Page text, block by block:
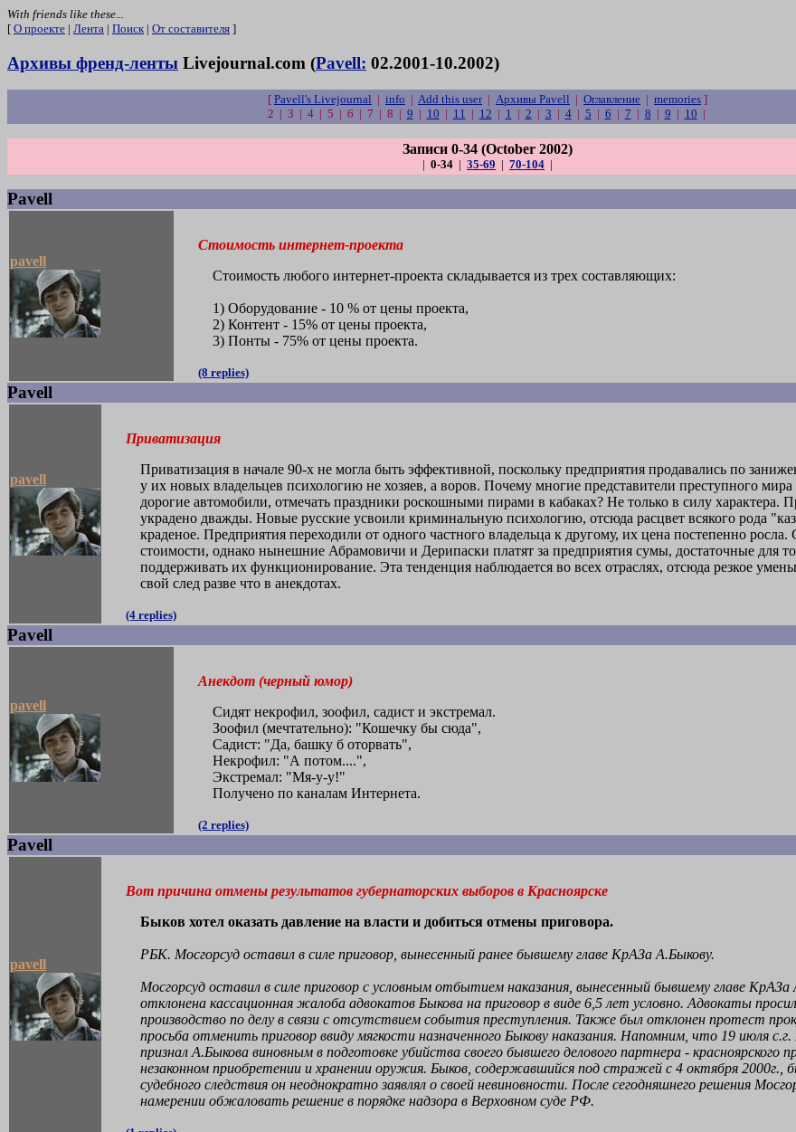
With friends like these...
[ О проекте | Лента | Поиск| От составителя ]
Архивы френд-ленты Livejournal.com (Pavell: 02.2001-10.2002)
[ Pavell's Livejournal | info | Add this user| Архивы Pavell | Оглавление | memories ]
2 | 3 | 4 | 5 | 6 | 7 | 8 | 9 | 10 | 11 | 12 | 1 | 2 | 3 | 4| 5 | 6 | 7 | 8 | 9 | 10 |
Записи 0-34 (October 2002)
| 0-34 | 35-69 | 70-104 |
Pavell
pavell
Стоимость интернет-проекта
Стоимость любого интернет-проекта складывается из трех составляющих:
1) Оборудование - 10 % от цены проекта,
2) Контент - 15% от цены проекта,
3) Понты - 75% от цены проекта.
(8 replies)
Pavell
pavell
Приватизация
Приватизация в начале 90-х не могла быть эффективной, поскольку предприятия продавались по
у их новых владельцев психологию не хозяев, а воров. Почему многие представители преступного
дорогие автомобили, отмечать праздники роскошными пирами в кабаках? Не только в силу характера.
украдено дважды. Новые русские усвоили криминальную психологию, отсюда расцвет всякого рода
краденое. Предприятия переходили от одного частного владельца к другому, их цена постепенно
стоимости, однако нынешние Абрамовичи и Дерипаски платят за предприятия сумы, достаточные для
поддерживать их функционирование. Эта тенденция наблюдается во всех отраслях, отсюда резкое
свой след разве что в анекдотах.
(4 replies)
Pavell
pavell
Анекдот (черный юмор)
Сидят некрофил, зоофил, садист и экстремал.
Зоофил (мечтательно): "Кошечку бы сюда",
Садист: "Да, башку б оторвать",
Некрофил: "А потом....",
Экстремал: "Мя-у-у!"
Получено по каналам Интернета.
(2 replies)
Pavell
pavell
Вот причина отмены результатов губернаторских выборов в Красноярске
Быков хотел оказать давление на власти и добиться отмены приговора.
РБК. Мосгорсуд оставил в силе приговор, вынесенный ранее бывшему главе КрАЗа А.Быкову.
Мосгорсуд оставил в силе приговор с условным отбытием наказания, вынесенный бывшему главе
отклонена кассационная жалоба адвокатов Быкова на приговор в виде 6,5 лет условно. Адвокаты
производство по делу в связи с отсутствием события преступления. Также был отклонен протест
просьба отменить приговор ввиду мягкости назначенного Быкову наказания. Напомним, что 19 июля
признал А.Быкова виновным в подготовке убийства своего бывшего делового партнера - красноярского
незаконном приобретении и хранении оружия. Быков, содержавшийся под стражей с 4 октября 2000г.,
судебного следствия он неоднократно заявлял о своей невиновности. После сегодняшнего решения
намерении обжаловать решение в порядке надзора в Верховном суде РФ.